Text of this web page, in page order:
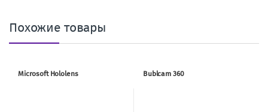
Похожие товары
Microsoft Hololens Bublcam 360